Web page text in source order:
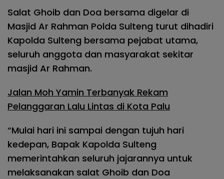
Salat Ghoib dan Doa bersama digelar di
Masjid Ar Rahman Polda Sulteng turut dihadiri
Kapolda Sulteng bersama pejabat utama,
seluruh anggota dan masyarakat sekitar
masjid Ar Rahman.
Jalan Moh Yamin Terbanyak Rekam
Pelanggaran Lalu Lintas di Kota Palu
“Mulai hari ini sampai dengan tujuh hari
kedepan, Bapak Kapolda Sulteng
memerintahkan seluruh jajarannya untuk
melaksanakan salat Ghoib dan Doa